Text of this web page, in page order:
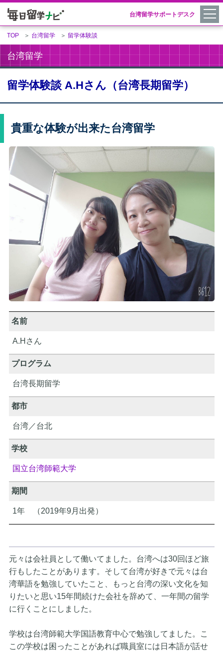
台湾留学サポートデスク
TOP ＞ 台湾留学 ＞ 留学体験談
台湾留学
留学体験談 A.Hさん（台湾長期留学）
貴重な体験が出来た台湾留学
名前
A.Hさん
プログラム
台湾長期留学
都市
台湾／台北
学校
国立台湾師範大学
期間
1年 （2019年9月出発）
元々は会社員として働いてました。台湾へは30回ほど旅
行もした ことがあります。そして台湾が好きで元々は台
湾華語を勉強していたこと、もっと台湾の深い文化を知
りたいと思い15年間続けた会社を辞めて、一年間の留学
に行くことにしました。
学校は台湾師範大学国語教育中心で勉強してました。こ
この学校は困ったことがあれば職員室には日本語が話せ